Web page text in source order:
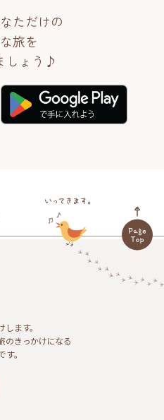
ただけの
旅を
しょう♪
ます。
のきっかけになる
。